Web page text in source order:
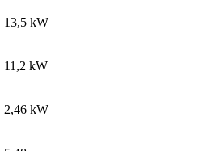
13,5 kW
11,2 kW
2,46 kW